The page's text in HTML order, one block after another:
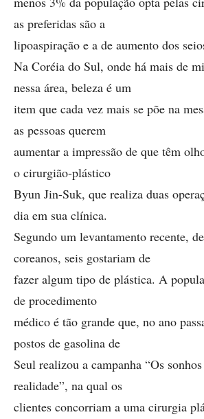
as preferidas são a
lipoaspiração e a de aumento dos
Na Coréia do Sul, onde há mais de
nessa área, beleza é um
item que cada vez mais se põe na
as pessoas querem
aumentar a impressão de que têm
o cirurgião-plástico
Byun Jin-Suk, que realiza duas
dia em sua clínica.
Segundo um levantamento recente,
coreanos, seis gostariam de
fazer algum tipo de plástica. A
de procedimento
médico é tão grande que, no ano
postos de gasolina de
Seul realizou a campanha “Os
realidade”, na qual os
clientes concorriam a uma cirurgia